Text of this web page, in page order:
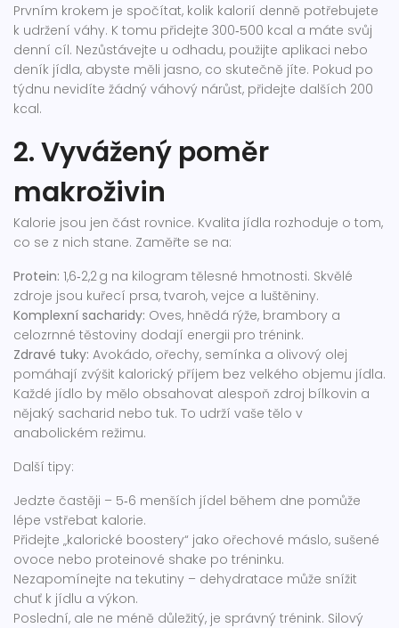
Prvním krokem je spočítat, kolik kalorií denně potřebujete
k udržení váhy. K tomu přidejte 300‑500 kcal a máte svůj
denní cíl. Nezůstávejte u odhadu, použijte aplikaci nebo
deník jídla, abyste měli jasno, co skutečně jíte. Pokud po
týdnu nevidíte žádný váhový nárůst, přidejte dalších 200
kcal.
2. Vyvážený poměr
makroživin
Kalorie jsou jen část rovnice. Kvalita jídla rozhoduje o tom,
co se z nich stane. Zaměřte se na:
Protein: 1,6‑2,2 g na kilogram tělesné hmotnosti. Skvělé
zdroje jsou kuřecí prsa, tvaroh, vejce a luštěniny.
Komplexní sacharidy: Oves, hnědá rýže, brambory a
celozrnné těstoviny dodají energii pro trénink.
Zdravé tuky: Avokádo, ořechy, semínka a olivový olej
pomáhají zvýšit kalorický příjem bez velkého objemu jídla.
Každé jídlo by mělo obsahovat alespoň zdroj bílkovin a
nějaký sacharid nebo tuk. To udrží vaše tělo v
anabolickém režimu.
Další tipy:
Jedzte častěji – 5‑6 menších jídel během dne pomůže
lépe vstřebat kalorie.
Přidejte „kalorické boostery“ jako ořechové máslo, sušené
ovoce nebo proteinové shake po tréninku.
Nezapomínejte na tekutiny – dehydratace může snížit
chuť k jídlu a výkon.
Poslední, ale ne méně důležitý, je správný trénink. Silový